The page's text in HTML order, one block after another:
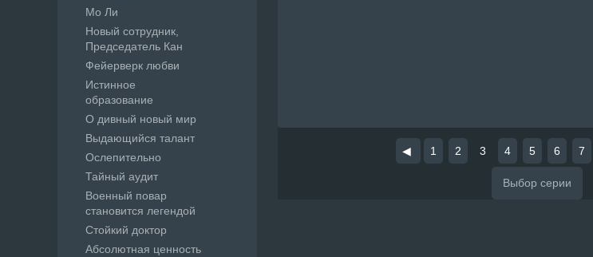
◀ 1 2 3 4 5 6 7
Мо Ли
Новый сотрудник,
Председатель Кан
Фейерверк любви
Истинное
образование
О дивный новый мир
Выдающийся талант
Ослепительно
Тайный аудит
Военный повар
становится легендой
Стойкий доктор
Абсолютная ценность